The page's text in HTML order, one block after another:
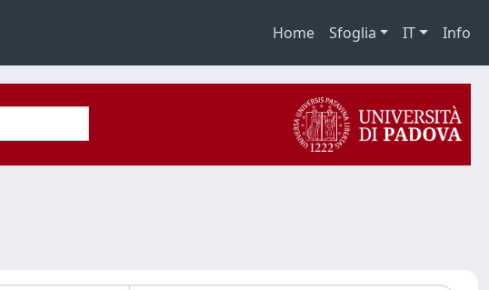
Home Sfoglia IT Info